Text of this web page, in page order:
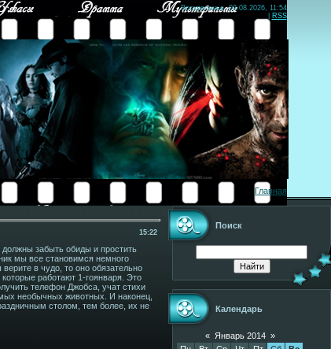
Воскресенье, 09.08.2026, 11:54
RSS
Главная
15:22
забыть обиды и простить
мы все становимся немного
в чудо, то оно обязательно
работают 1-гоянваря. Это
телефон Джобса, учат стихи
необычных животных. И наконец,
столом, тем более, их не
Поиск
Календарь
« Январь 2014 »